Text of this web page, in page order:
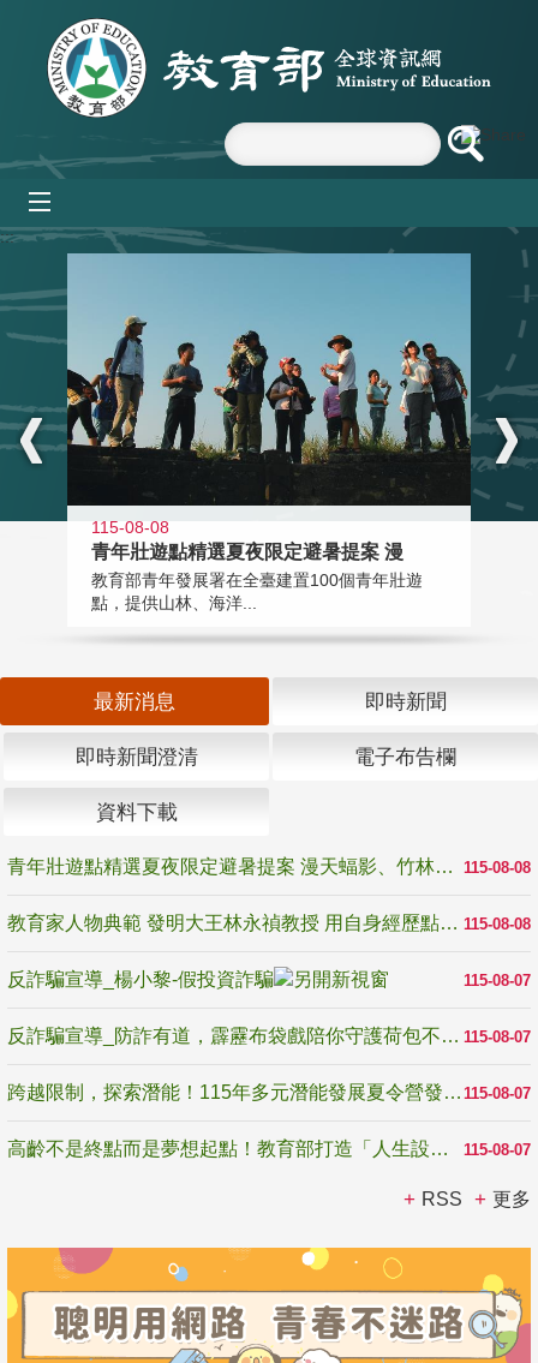
跳到主要內容區塊
:::
115-08-08
青年壯遊點精選夏夜限定避暑提案 漫
教育部青年發展署在全臺建置100個青年壯遊
點，提供山林、海洋...
最新消息 即時新聞
即時新聞澄清 電子布告欄
資料下載
115-08-08
青年壯遊點精選夏夜限定避暑提案 漫天蝠影、竹林尋蛙、茶香夜觀 邀青年暮色出發
115-08-08
教育家人物典範 發明大王林永禎教授 用自身經歷點亮學生的路
115-08-07
反詐騙宣導_楊小黎-假投資詐騙
115-08-07
反詐騙宣導_防詐有道，霹靂布袋戲陪你守護荷包不受騙
115-08-07
跨越限制，探索潛能！115年多元潛能發展夏令營發掘生命無限可能
115-08-07
高齡不是終點而是夢想起點！教育部打造「人生設計夢工場」 參展第3屆高齡健康產業博覽會
RSS 更多